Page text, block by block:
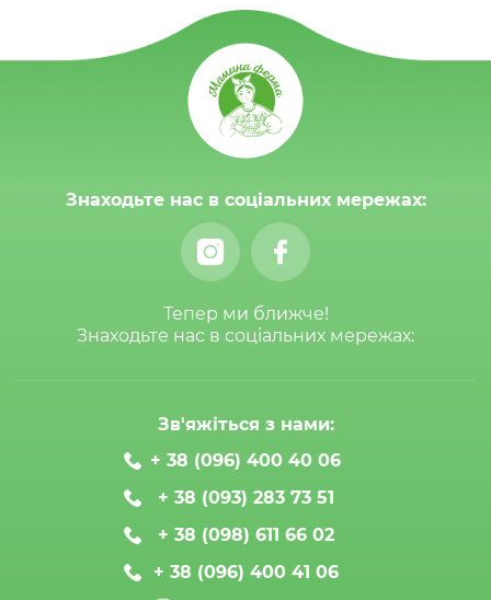
Знаходьте нас в соціальних мережах:
Тепер ми ближче!
Знаходьте нас в соціальних мережах:
Зв'яжіться з нами:
+ 38 (096) 400 40 06
+ 38 (093) 283 73 51
+ 38 (098) 611 66 02
+ 38 (096) 400 41 06